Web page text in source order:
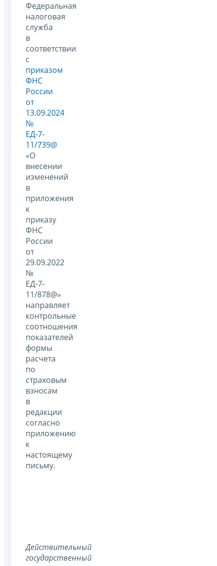
Федеральная
налоговая
служба
в
соответствии
с
приказом
ФНС
России
от
13.09.2024
№
ЕД-7-
11/739@
«О
внесении
изменений
в
приложения
к
приказу
ФНС
России
от
29.09.2022
№
ЕД-7-
11/878@»
направляет
контрольные
соотношения
показателей
формы
расчета
по
страховым
взносам
в
редакции
согласно
приложению
к
настоящему
письму.
Действительный
государственный